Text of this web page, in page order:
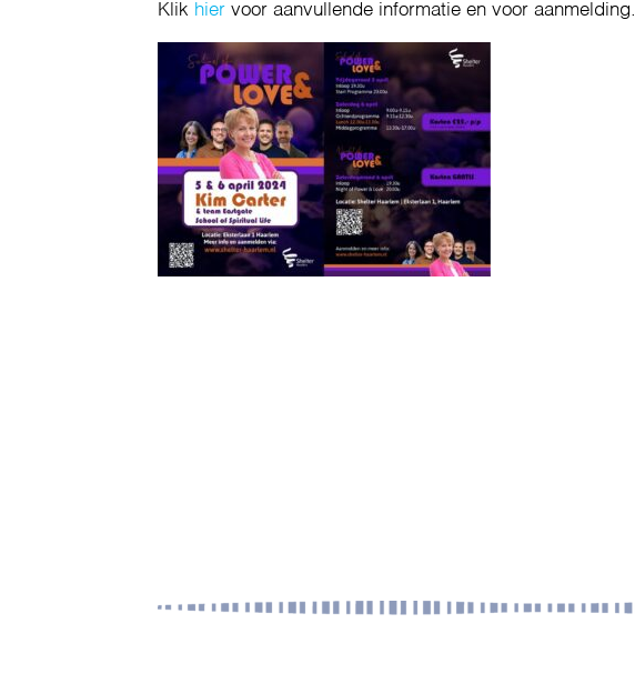
Klik hier voor aanvullende informatie en voor aanmelding.